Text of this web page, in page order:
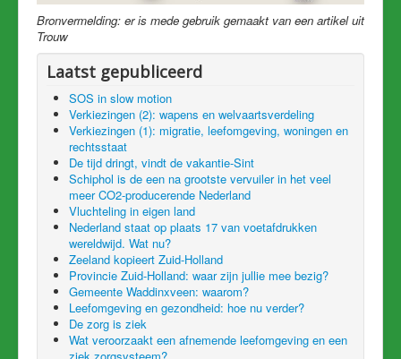
Bronvermelding: er is mede gebruik gemaakt van een artikel uit
Trouw
Laatst gepubliceerd
SOS in slow motion
Verkiezingen (2): wapens en welvaartsverdeling
Verkiezingen (1): migratie, leefomgeving, woningen en
rechtsstaat
De tijd dringt, vindt de vakantie-Sint
Schiphol is de een na grootste vervuiler in het veel
meer CO2-producerende Nederland
Vluchteling in eigen land
Nederland staat op plaats 17 van voetafdrukken
wereldwijd. Wat nu?
Zeeland kopieert Zuid-Holland
Provincie Zuid-Holland: waar zijn jullie mee bezig?
Gemeente Waddinxveen: waarom?
Leefomgeving en gezondheid: hoe nu verder?
De zorg is ziek
Wat veroorzaakt een afnemende leefomgeving en een